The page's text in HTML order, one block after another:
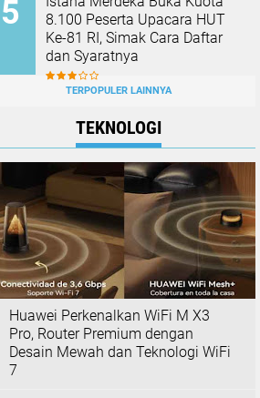
8.100 Peserta Upacara HUT
Ke-81 RI, Simak Cara Daftar
dan Syaratnya
TERPOPULER LAINNYA
TEKNOLOGI
Huawei Perkenalkan WiFi M X3
Pro, Router Premium dengan
Desain Mewah dan Teknologi WiFi
7